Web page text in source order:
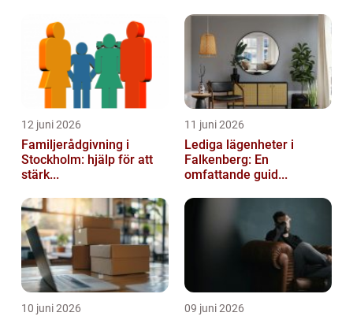
12 juni 2026
Familjerådgivning i
Stockholm: hjälp för att
stärk...
11 juni 2026
Lediga lägenheter i
Falkenberg: En
omfattande guid...
10 juni 2026 09 juni 2026